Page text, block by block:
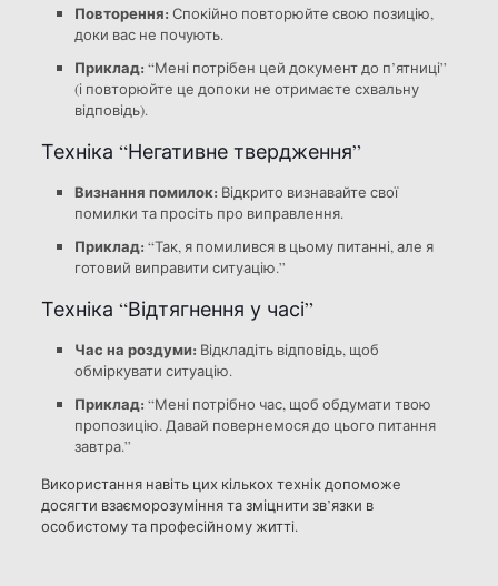
Повторення: Спокійно повторюйте свою позицію,
доки вас не почують.
Приклад: “Мені потрібен цей документ до п’ятниці”
(і повторюйте це допоки не отримаєте схвальну
відповідь).
Техніка “Негативне твердження”
Визнання помилок: Відкрито визнавайте свої
помилки та просіть про виправлення.
Приклад: “Так, я помилився в цьому питанні, але я
готовий виправити ситуацію.”
Техніка “Відтягнення у часі”
Час на роздуми: Відкладіть відповідь, щоб
обміркувати ситуацію.
Приклад: “Мені потрібно час, щоб обдумати твою
пропозицію. Давай повернемося до цього питання
завтра.”
Використання навіть цих кількох технік допоможе
досягти взаєморозуміння та зміцнити зв’язки в
особистому та професійному житті.